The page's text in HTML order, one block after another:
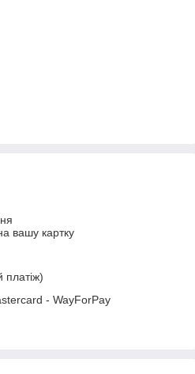
вашу картку
платіж)
- WayForPay